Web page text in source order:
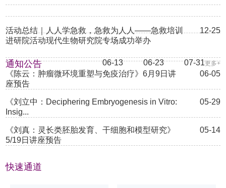
12-25
活动总结｜人人学急救，急救为人人——急救培训
进研院活动现代生物研究院专场成功举办
通知公告 更多+
07-31
Metabolism
in
Cancer》
06-23
《刁
亚
锐：
Regeneration
Genomics:
From
Omics
Technol...
06-13
《黄
立
豪：
When
Skin
Inflammation
Reaches
the
Gut:
A...
06-05
《陈云：肿瘤微环境重塑与免疫治疗》6月9日讲
座预告
05-29
《刘立中：Deciphering Embryogenesis in Vitro:
Insig...
05-14
《刘真：灵长类胚胎发育、干细胞和模型研究》
5/19日讲座预告
快速通道